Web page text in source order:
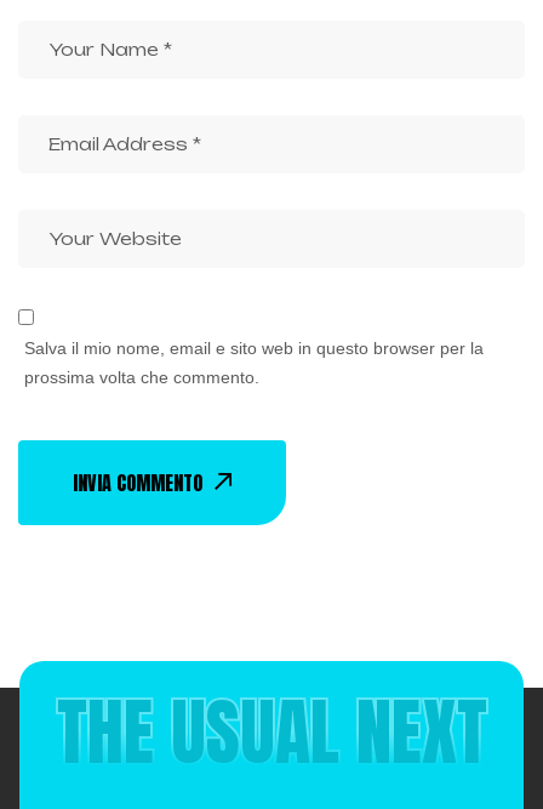
Salva il mio nome, email e sito web in questo browser per la
prossima volta che commento.
INVIA COMMENTO
THE USUAL NEXT